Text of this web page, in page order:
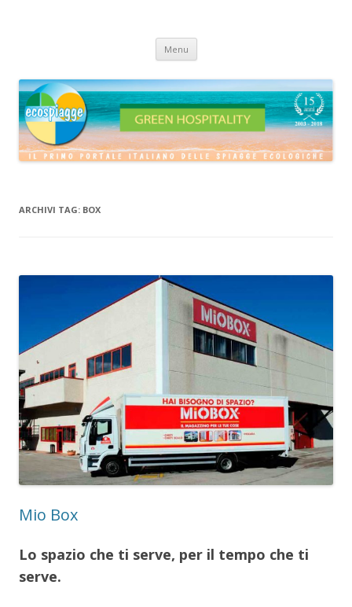
Menu Vai
contenuto
ARCHIVI TAG: BOX
Mio Box
Lo spazio che ti serve, per il tempo che ti
serve.